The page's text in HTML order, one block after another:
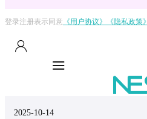
登录注册表示同意 《用户协议》 《隐私政策》
2025-10-14